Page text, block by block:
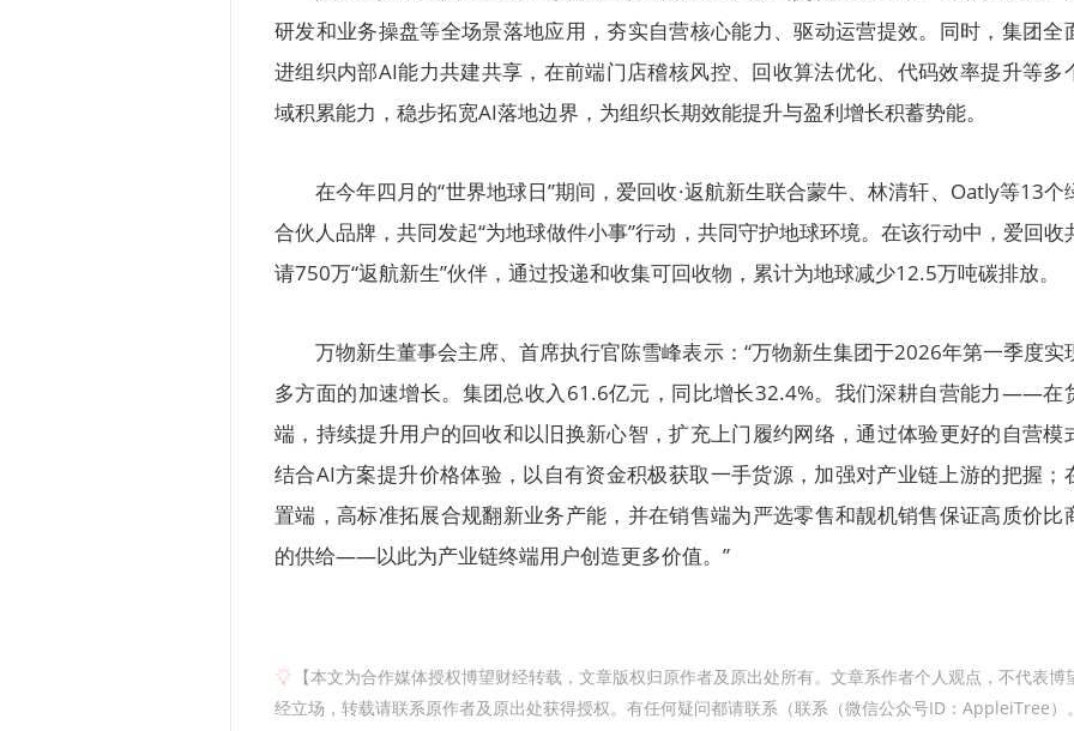
研发和业务操盘等全场景落地应用，夯实自营核心能力、驱动运营提效。同时，集团全
进组织内部AI能力共建共享，在前端门店稽核风控、回收算法优化、代码效率提升等多
域积累能力，稳步拓宽AI落地边界，为组织长期效能提升与盈利增长积蓄势能。
在今年四月的“世界地球日”期间，爱回收·返航新生联合蒙牛、林清轩、Oatly等13个
合伙人品牌，共同发起“为地球做件小事”行动，共同守护地球环境。在该行动中，爱回收
请750万“返航新生”伙伴，通过投递和收集可回收物，累计为地球减少12.5万吨碳排放。
万物新生董事会主席、首席执行官陈雪峰表示：“万物新生集团于2026年第一季度实
多方面的加速增长。集团总收入61.6亿元，同比增长32.4%。我们深耕自营能力——在
端，持续提升用户的回收和以旧换新心智，扩充上门履约网络，通过体验更好的自营模
结合AI方案提升价格体验，以自有资金积极获取一手货源，加强对产业链上游的把握；
置端，高标准拓展合规翻新业务产能，并在销售端为严选零售和靓机销售保证高质价比
的供给——以此为产业链终端用户创造更多价值。”
【本文为合作媒体授权博望财经转载，文章版权归原作者及原出处所有。文章系作者个人观点，不代表博
经立场，转载请联系原作者及原出处获得授权。有任何疑问都请联系（联系（微信公众号ID：AppleiTree）